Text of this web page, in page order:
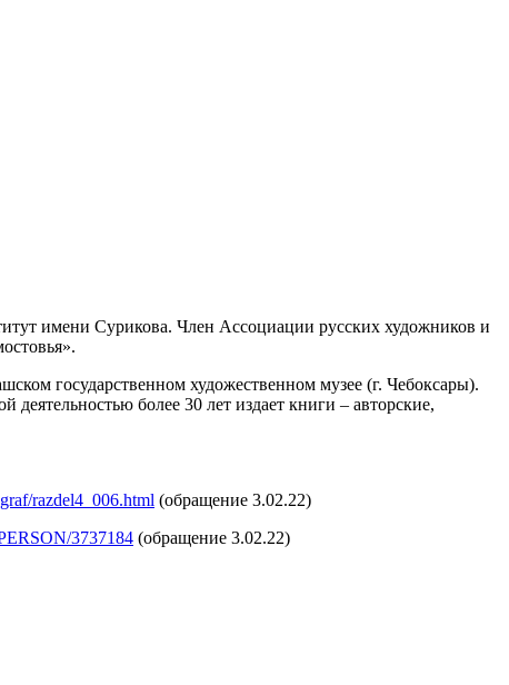
имени Сурикова. Член Ассоциации русских художников и
государственном художественном музее (г. Чебоксары).
более 30 лет издает книги – авторские,
razdel4_006.html (обращение 3.02.22)
3737184 (обращение 3.02.22)